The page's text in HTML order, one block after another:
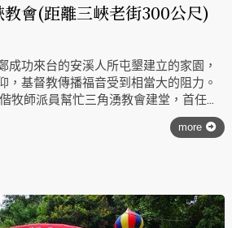
會(距離三峽老街300公尺)
成功來台的安溪人所屯墾建立的家園，
，基督教傳播福音受到相當大的阻力。
牧師派員幫忙三角湧教會建堂，首任進
牧師。自此直至一九三八年，是屬於傳
地公坑、馬祖田、成福、柑園、鶯歌等
一九六八年七月七日，正式舉行復歸台
北部大會及總會。
more